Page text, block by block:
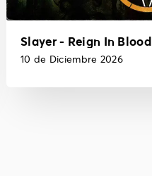
Slayer - Reign In Blood
10 de Diciembre 2026